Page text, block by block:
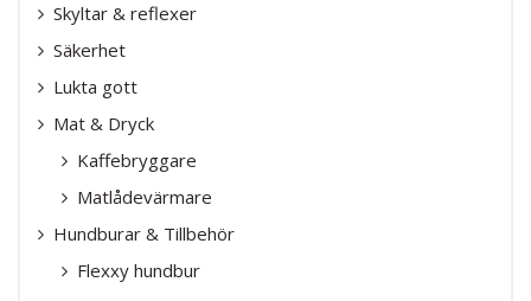
Skyltar & reflexer
Säkerhet
Lukta gott
Mat & Dryck
Kaffebryggare
Matlådevärmare
Hundburar & Tillbehör
Flexxy hundbur